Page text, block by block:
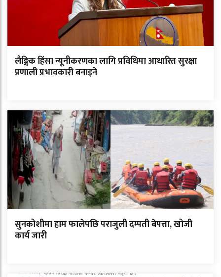
लैङ्गिक हिंसा न्यूनीकरणका लागि प्रविधिमा आधारित सुरक्षा
प्रणाली प्रभावकारी बनाइने
सुनकोशीमा हाम फालेपछि पराजुली दम्पती बेपत्ता, खोजी
कार्य जारी